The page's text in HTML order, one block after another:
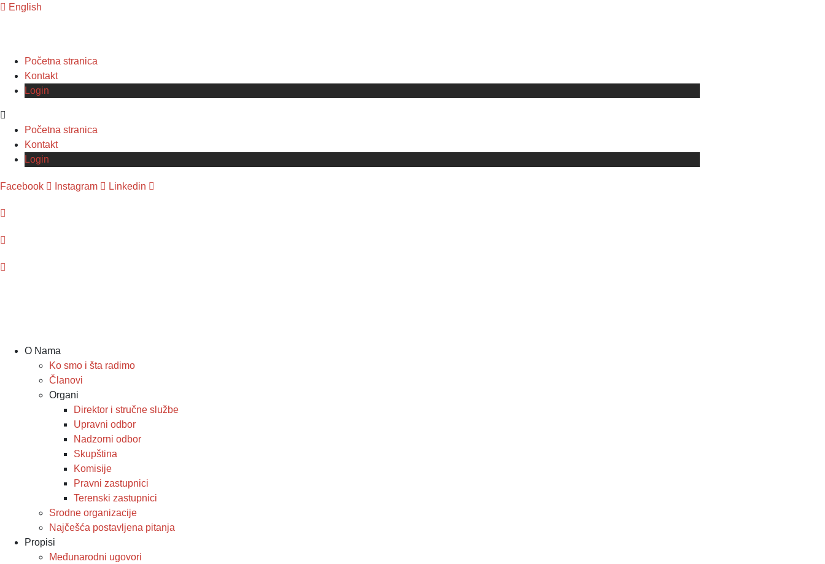
English
Početna stranica
Kontakt
Login
Početna stranica
Kontakt
Login
Facebook Instagram Linkedin
O Nama
Ko smo i šta radimo
Članovi
Organi
Direktor i stručne službe
Upravni odbor
Nadzorni odbor
Skupština
Komisije
Pravni zastupnici
Terenski zastupnici
Srodne organizacije
Najčešća postavljena pitanja
Propisi
Međunarodni ugovori